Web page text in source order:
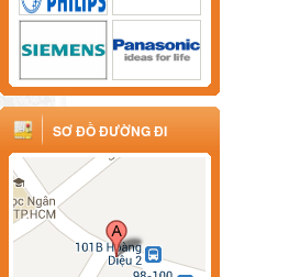
SƠ ĐỒ ĐƯỜNG ĐI